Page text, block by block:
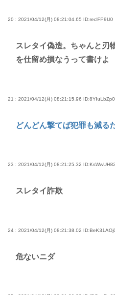
20 : 2021/04/12(月) 08:21:04.65 ID:reclFP9U0
スレタイ偽造。ちゃんと刃
を仕留め損なうって書けよ
21 : 2021/04/12(月) 08:21:15.96 ID:8YIuLbZp0
どんどん撃てば犯罪も減る
23 : 2021/04/12(月) 08:21:25.32
スレタイ詐欺
24 : 2021/04/12(月) 08:21:38.02
危ないニダ